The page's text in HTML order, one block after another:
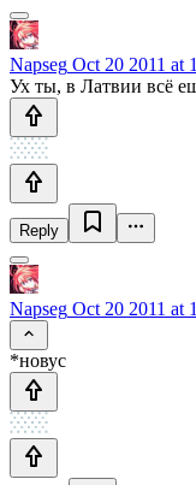
Napseg Oct 20 2011 at
Ух ты, в Латвии всё
Reply
Napseg Oct 20 2011 at
*новус